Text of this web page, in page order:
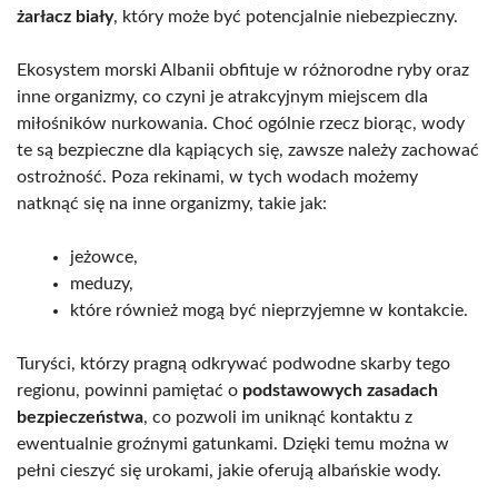
żarłacz biały, który może być potencjalnie niebezpieczny.
Ekosystem morski Albanii obfituje w różnorodne ryby oraz
inne organizmy, co czyni je atrakcyjnym miejscem dla
miłośników nurkowania. Choć ogólnie rzecz biorąc, wody
te są bezpieczne dla kąpiących się, zawsze należy zachować
ostrożność. Poza rekinami, w tych wodach możemy
natknąć się na inne organizmy, takie jak:
jeżowce,
meduzy,
które również mogą być nieprzyjemne w kontakcie.
Turyści, którzy pragną odkrywać podwodne skarby tego
regionu, powinni pamiętać o podstawowych zasadach
bezpieczeństwa, co pozwoli im uniknąć kontaktu z
ewentualnie groźnymi gatunkami. Dzięki temu można w
pełni cieszyć się urokami, jakie oferują albańskie wody.